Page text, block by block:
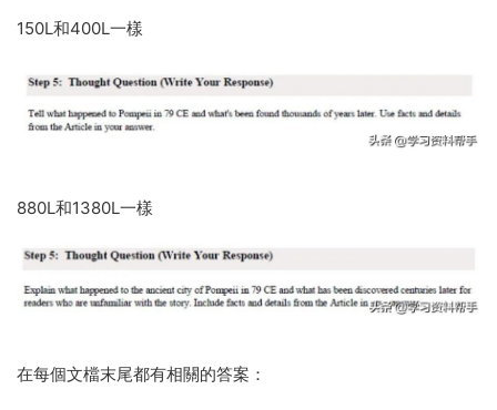
150L和400L一樣
880L和1380L一樣
在每個文檔末尾都有相關的答案：